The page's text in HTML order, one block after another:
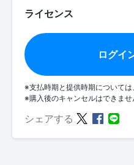
ライセンス
ログイ
※支払時期と提供時期については
※購入後のキャンセルはできませ
シェアする